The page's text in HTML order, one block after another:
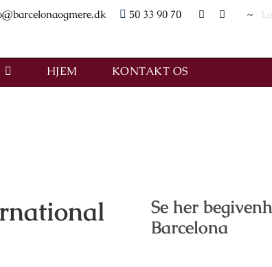
50 33 90 70
HJEM KONTAKT OS
Se her
Barcelona